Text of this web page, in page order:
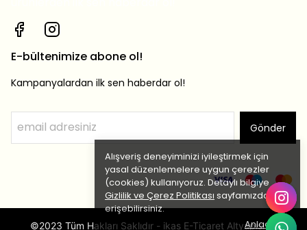
Alışveriş deneyiminizi iyileştirmek için
yasal düzenlemelere uygun çerezler
(cookies) kullanıyoruz. Detaylı bilgiye
Gizlilik ve Çerez Politikası sayfamızdan
erişebilirsiniz.
Anladım
E-bültenimize abone ol!
Kampanyalardan ilk sen haberdar ol!
Gönder
©2023 Tüm Hakları Saklıdır - ikas E-Ticaret Altyapısı ile